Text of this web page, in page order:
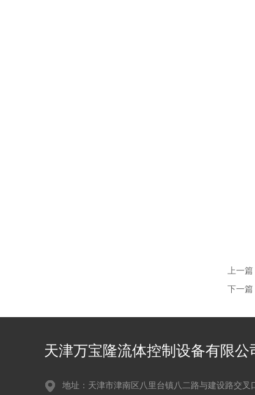
上一篇
下一篇
天津万宝隆流体控制设备有限公
地址：天津市津南区八里台镇八二路与建设路交叉